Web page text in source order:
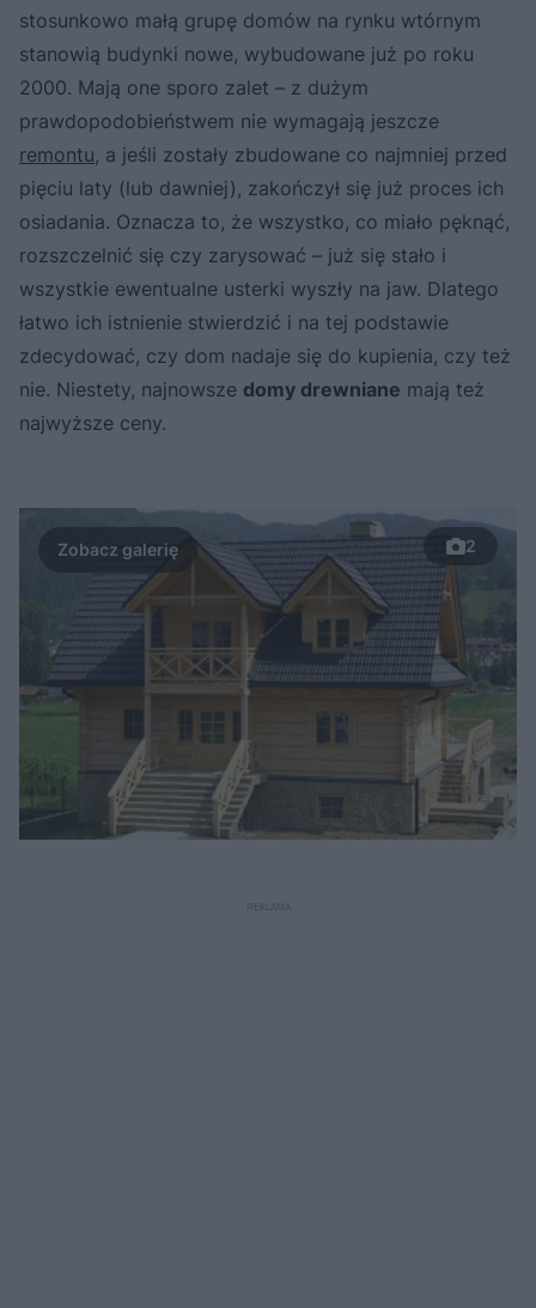
stosunkowo małą grupę domów na rynku wtórnym
stanowią budynki nowe, wybudowane już po roku
2000. Mają one sporo zalet – z dużym
prawdopodobieństwem nie wymagają jeszcze
remontu, a jeśli zostały zbudowane co najmniej przed
pięciu laty (lub dawniej), zakończył się już proces ich
osiadania. Oznacza to, że wszystko, co miało pęknąć,
rozszczelnić się czy zarysować – już się stało i
wszystkie ewentualne usterki wyszły na jaw. Dlatego
łatwo ich istnienie stwierdzić i na tej podstawie
zdecydować, czy dom nadaje się do kupienia, czy też
nie. Niestety, najnowsze domy drewniane mają też
najwyższe ceny.
2